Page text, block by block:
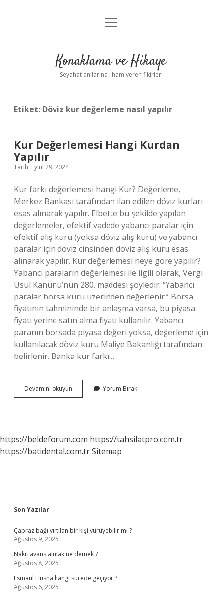
Anasayfa
Yasal Uyarı
menüyü
Konaklama ve Hikaye
Seyahat anılarına ilham veren fikirler!
Etiket: Döviz kur değerleme nasıl yapılır
Kur Değerlemesi Hangi Kurdan
Yapılır
Tarih: Eylül 29, 2024
Kur farkı değerlemesi hangi Kur? Değerleme,
Merkez Bankası tarafından ilan edilen döviz kurları
esas alınarak yapılır. Elbette bu şekilde yapılan
değerlemeler, efektif vadede yabancı paralar için
efektif alış kuru (yoksa döviz alış kuru) ve yabancı
paralar için döviz cinsinden döviz alış kuru esas
alınarak yapılır. Kur değerlemesi neye göre yapılır?
Yabancı paraların değerlemesi ile ilgili olarak, Vergi
Usul Kanunu’nun 280. maddesi şöyledir: “Yabancı
paralar borsa kuru üzerinden değerlenir.” Borsa
fiyatının tahmininde bir anlaşma varsa, bu piyasa
fiyatı yerine satın alma fiyatı kullanılır. Yabancı
paranın borsada piyasa değeri yoksa, değerleme için
kullanılacak döviz kuru Maliye Bakanlığı tarafından
belirlenir. Banka kur farkı…
Devamını okuyun
Değerlemesi
Yorum Bırak
https://beldeforum.com https://tahsilatpro.com.tr
https://batidental.com.trSitemap
Sidebar
Son Yazılar
Çapraz bağı yırtılan bir kişi yürüyebilir mi ?
Ağustos 9, 2026
Nakit avans almak ne demek ?
Ağustos 8, 2026
Esmaül Hüsna hangi surede geçiyor ?
Ağustos 6, 2026